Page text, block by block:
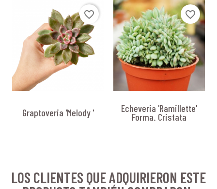
favorite_border
Graptoveria 'Melody '
favorite_border
Echeveria 'Ramillette'
Forma. Cristata
LOS CLIENTES QUE ADQUIRIERON ESTE